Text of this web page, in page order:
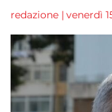
redazione | venerdì